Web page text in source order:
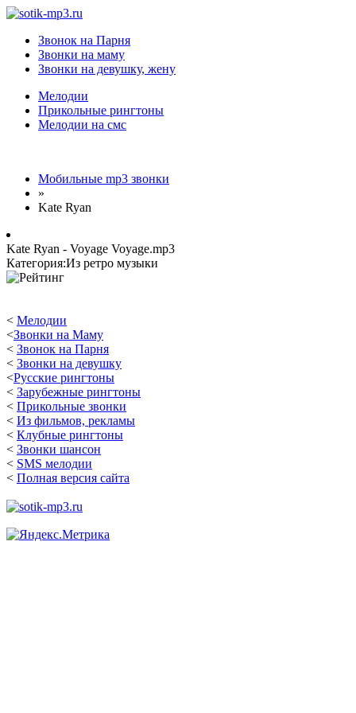
Звонок на Парня
Звонки на маму
Звонки на девушку, жену
Мелодии
Прикольные рингтоны
Мелодии на смс
Мобильные mp3 звонки
»
Kate Ryan
Kate Ryan - Voyage Voyage.mp3
Категория:Из ретро музыки
< Мелодии
<Звонки на Маму
< Звонок на Парня
< Звонки на девушку
<Русские рингтоны
< Зарубежные рингтоны
< Прикольные звонки
< Из фильмов, рекламы
< Клубные рингтоны
< Звонки шансон
< SMS мелодии
< Полная версия сайта